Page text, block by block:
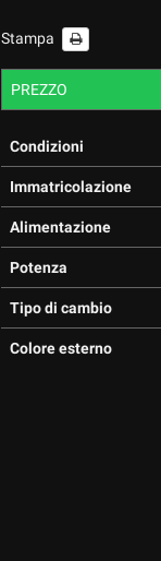
Stampa
PREZZO
Condizioni
Immatricolazione
Alimentazione
Potenza
Tipo di cambio
Colore esterno